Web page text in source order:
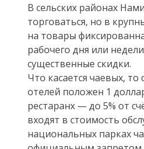
В сельских районах
торговаться, но в
на товары
рабочего дня или
существенные скидки.
Что касается чаевых,
отелей положен 1
рестаранх — до 5% от
входят в стоимость
национальных парках